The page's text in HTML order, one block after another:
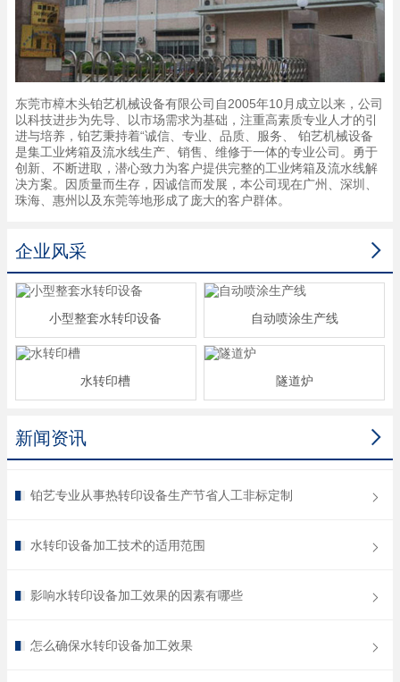
东莞市樟木头铂艺机械设备有限公司自2005年10月成立以来，公司
以科技进步为先导、以市场需求为基础，注重高素质专业人才的引
进与培养，铂艺秉持着“诚信、专业、品质、服务、 铂艺机械设备
是集工业烤箱及流水线生产、销售、维修于一体的专业公司。勇于
创新、不断进取，潜心致力为客户提供完整的工业烤箱及流水线解
决方案。因质量而生存，因诚信而发展，本公司现在广州、深圳、
珠海、惠州以及东莞等地形成了庞大的客户群体。

企业风采
小型整套水转印设备 自动喷涂生产线
水转印槽 隧道炉

新闻资讯
铂艺专业从事热转印设备生产节省人工非标定制
水转印设备加工技术的适用范围
影响水转印设备加工效果的因素有哪些
怎么确保水转印设备加工效果